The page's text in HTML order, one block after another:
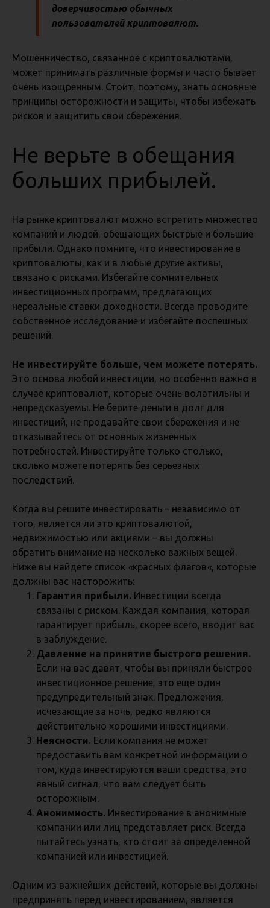
доверчивостью обычных
пользователей криптовалют.
Мошенничество, связанное с криптовалютами,
может принимать различные формы и часто бывает
очень изощренным. Стоит, поэтому, знать основные
принципы осторожности и защиты, чтобы избежать
рисков и защитить свои сбережения.
Не верьте в обещания
больших прибылей.
На рынке криптовалют можно встретить множество
компаний и людей, обещающих быстрые и большие
прибыли. Однако помните, что инвестирование в
криптовалюты, как и в любые другие активы,
связано с рисками. Избегайте сомнительных
инвестиционных программ, предлагающих
нереальные ставки доходности. Всегда проводите
собственное исследование и избегайте поспешных
решений.
Не инвестируйте больше, чем можете потерять.
Это основа любой инвестиции, но особенно важно в
случае криптовалют, которые очень волатильны и
непредсказуемы. Не берите деньги в долг для
инвестиций, не продавайте свои сбережения и не
отказывайтесь от основных жизненных
потребностей. Инвестируйте только столько,
сколько можете потерять без серьезных
последствий.
Когда вы решите инвестировать – независимо от
того, является ли это криптовалютой,
недвижимостью или акциями – вы должны
обратить внимание на несколько важных вещей.
Ниже вы найдете список «красных флагов«, которые
должны вас насторожить:
Гарантия прибыли. Инвестиции всегда
связаны с риском. Каждая компания, которая
гарантирует прибыль, скорее всего, вводит вас
в заблуждение.
Давление на принятие быстрого решения.
Если на вас давят, чтобы вы приняли быстрое
инвестиционное решение, это еще один
предупредительный знак. Предложения,
исчезающие за ночь, редко являются
действительно хорошими инвестициями.
Неясности. Если компания не может
предоставить вам конкретной информации о
том, куда инвестируются ваши средства, это
явный сигнал, что вам следует быть
осторожным.
Анонимность. Инвестирование в анонимные
компании или лиц представляет риск. Всегда
пытайтесь узнать, кто стоит за определенной
компанией или инвестицией.
Одним из важнейших действий, которые вы должны
предпринять перед инвестированием, является